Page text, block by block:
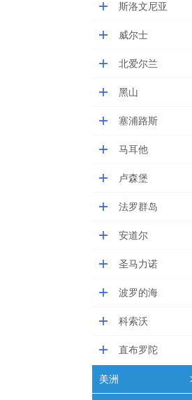
斯洛文尼亚
威尔士
北爱尔兰
黑山
塞浦路斯
马耳他
卢森堡
法罗群岛
安道尔
圣马力诺
波罗的海
科索沃
直布罗陀
美洲